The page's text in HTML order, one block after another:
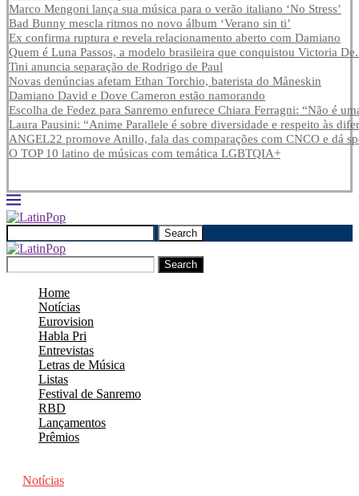
Marco Mengoni lança sua música para o verão italiano ‘No Stress’
Bad Bunny mescla ritmos no novo álbum ‘Verano sin ti’
Ex confirma ruptura e revela relacionamento aberto com Damiano
Quem é Luna Passos, a modelo brasileira que conquistou Victoria
Tini anuncia separação de Rodrigo de Paul
Novas denúncias afetam Ethan Torchio, baterista do Måneskin
Damiano David e Dove Cameron estão namorando
Escolha de Fedez para Sanremo enfurece Chiara Ferragni: “Não é
Laura Pausini: “Anime Parallele é sobre diversidade e respeito às
ANGEL22 promove Anillo, fala das comparações com CNCO e dá
O TOP 10 latino de músicas com temática LGBTQIA+
Search
Search
Home
Notícias
Eurovision
Habla Pri
Entrevistas
Letras de Música
Listas
Festival de Sanremo
RBD
Lançamentos
Prêmios
Notícias